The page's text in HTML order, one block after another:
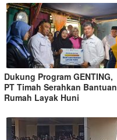
Dukung Program GENTING,
PT Timah Serahkan Bantuan
Rumah Layak Huni